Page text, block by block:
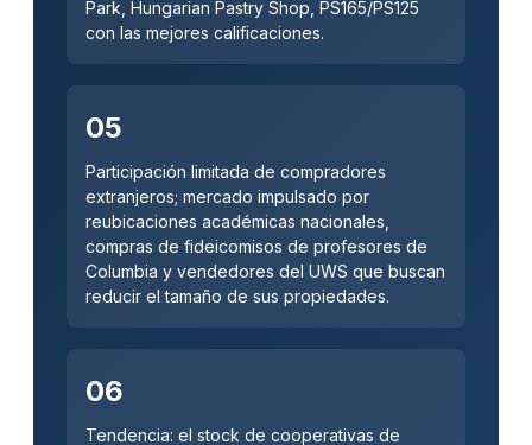
Park, Hungarian Pastry Shop, PS165/PS125
con las mejores calificaciones.
05
Participación limitada de compradores
extranjeros; mercado impulsado por
reubicaciones académicas nacionales,
compras de fideicomisos de profesores de
Columbia y vendedores del UWS que buscan
reducir el tamaño de sus propiedades.
06
Tendencia: el stock de cooperativas de